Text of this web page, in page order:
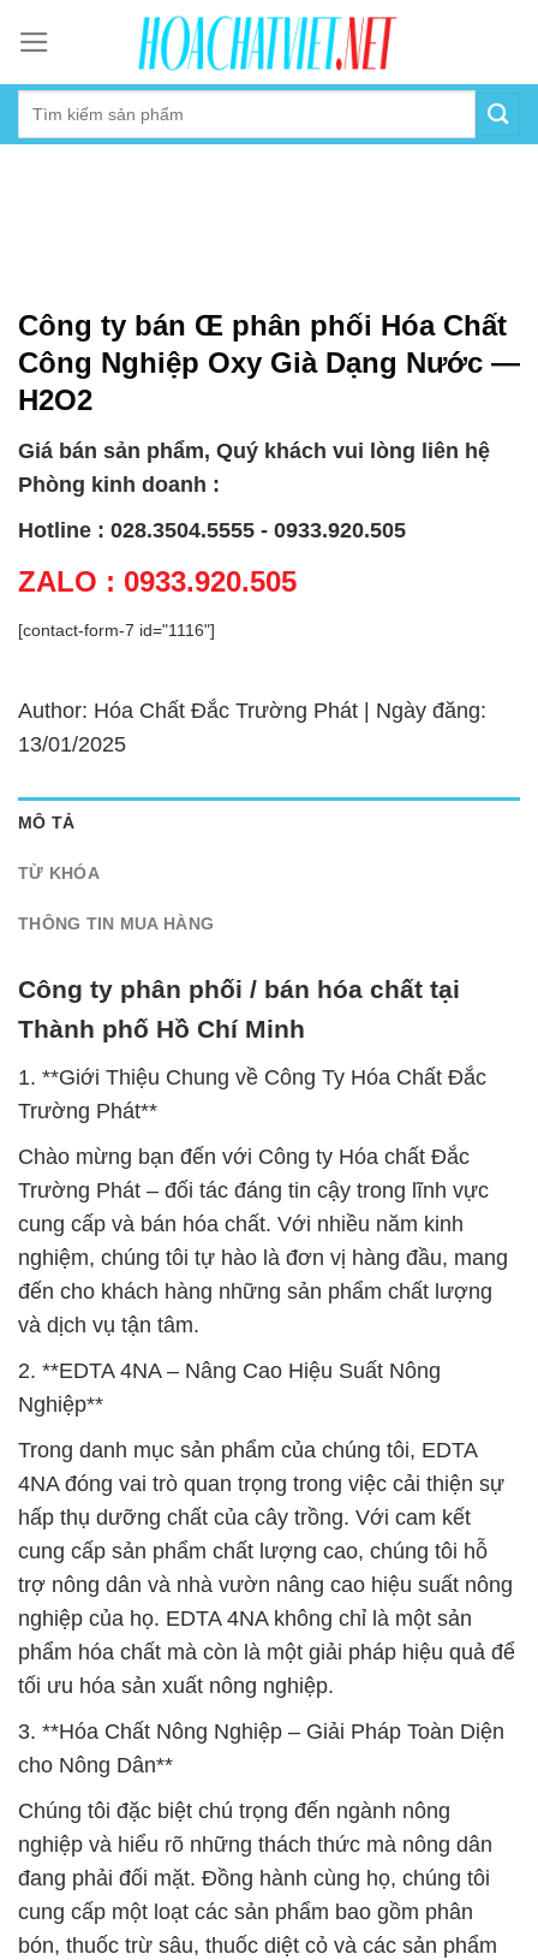
content
Công ty bán Œ phân phối Hóa Chất
Công Nghiệp Oxy Già Dạng Nước —
H2O2
Giá bán sản phẩm, Quý khách vui lòng liên hệ
Phòng kinh doanh :
Hotline : 028.3504.5555 - 0933.920.505
ZALO : 0933.920.505
[contact-form-7 id="1116"]
Author: Hóa Chất Đắc Trường Phát | Ngày đăng:
13/01/2025
MÔ TẢ
TỪ KHÓA
THÔNG TIN MUA HÀNG
Công ty phân phối / bán hóa chất tại
Thành phố Hồ Chí Minh
1. **Giới Thiệu Chung về Công Ty Hóa Chất Đắc
Trường Phát**
Chào mừng bạn đến với Công ty Hóa chất Đắc
Trường Phát – đối tác đáng tin cậy trong lĩnh vực
cung cấp và bán hóa chất. Với nhiều năm kinh
nghiệm, chúng tôi tự hào là đơn vị hàng đầu, mang
đến cho khách hàng những sản phẩm chất lượng
và dịch vụ tận tâm.
2. **EDTA 4NA – Nâng Cao Hiệu Suất Nông
Nghiệp**
Trong danh mục sản phẩm của chúng tôi, EDTA
4NA đóng vai trò quan trọng trong việc cải thiện sự
hấp thụ dưỡng chất của cây trồng. Với cam kết
cung cấp sản phẩm chất lượng cao, chúng tôi hỗ
trợ nông dân và nhà vườn nâng cao hiệu suất nông
nghiệp của họ. EDTA 4NA không chỉ là một sản
phẩm hóa chất mà còn là một giải pháp hiệu quả để
tối ưu hóa sản xuất nông nghiệp.
3. **Hóa Chất Nông Nghiệp – Giải Pháp Toàn Diện
cho Nông Dân**
Chúng tôi đặc biệt chú trọng đến ngành nông
nghiệp và hiểu rõ những thách thức mà nông dân
đang phải đối mặt. Đồng hành cùng họ, chúng tôi
cung cấp một loạt các sản phẩm bao gồm phân
bón, thuốc trừ sâu, thuốc diệt cỏ và các sản phẩm